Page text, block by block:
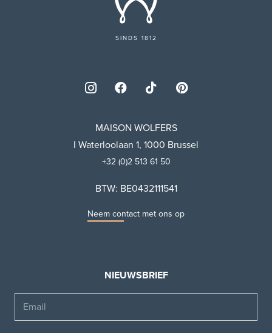
SINDS 1812
MAISON WOLFERS
I Waterloolaan 1, 1000 Brussel
+32 (0)2 513 61 50
BTW: BE0432111541
Neem contact met ons op
NIEUWSBRIEF